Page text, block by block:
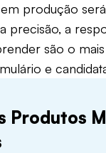
produção
precisão, a
são o
e
Produtos